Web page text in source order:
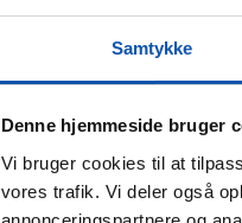
Samtykke
Denne hjemmeside bruger
Vi bruger cookies til at
vores trafik. Vi deler også